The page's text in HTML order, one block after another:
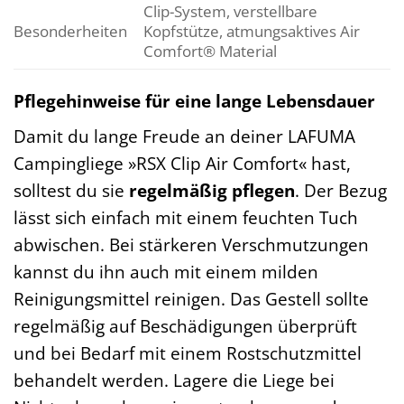
Besonderheiten
Clip-System, verstellbare
Kopfstütze, atmungsaktives Air
Comfort® Material
Pflegehinweise für eine lange Lebensdauer
Damit du lange Freude an deiner LAFUMA
Campingliege »RSX Clip Air Comfort« hast,
solltest du sie regelmäßig pflegen. Der Bezug
lässt sich einfach mit einem feuchten Tuch
abwischen. Bei stärkeren Verschmutzungen
kannst du ihn auch mit einem milden
Reinigungsmittel reinigen. Das Gestell sollte
regelmäßig auf Beschädigungen überprüft
und bei Bedarf mit einem Rostschutzmittel
behandelt werden. Lagere die Liege bei